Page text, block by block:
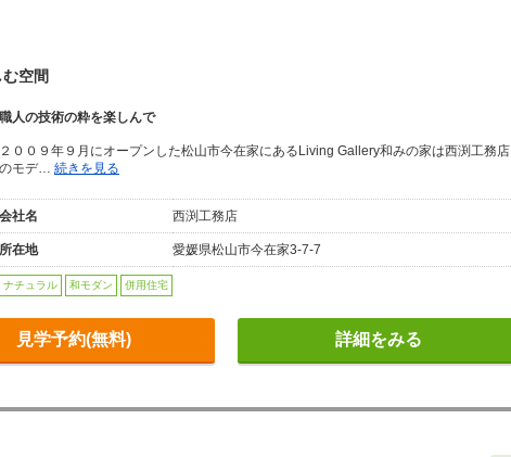
空間
職人の技術の粋を楽しんで
２００９年９月にオープンした松山市今在家にあるLiving Gallery和みの家は西渕工務店
のモデ… 続きを見る
会社名 西渕工務店
所在地 愛媛県松山市今在家3-7-7
ナチュラル 和モダン 併用住宅
見学予約(無料) 詳細をみる